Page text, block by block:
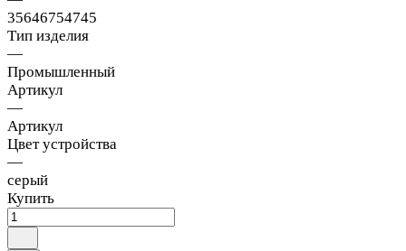
35646754745
Тип изделия
—
Промышленный
Артикул
—
Артикул
Цвет устройства
—
серый
Купить